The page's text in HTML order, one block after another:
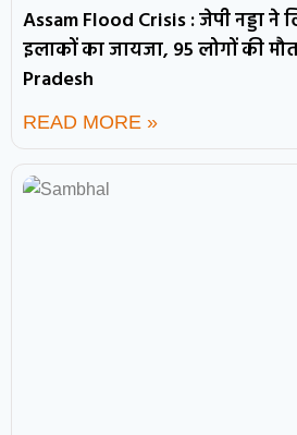
Assam Flood Crisis : जेपी नड्डा ने
इलाकों का जायजा, 95 लोगों की
Pradesh
READ MORE »